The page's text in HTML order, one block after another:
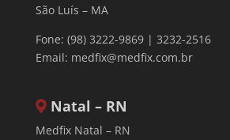
São Luís – MA
Fone: (98) 3222-9869 | 3232-2516
Email: medfix@medfix.com.br
Natal – RN
Medfix Natal – RN